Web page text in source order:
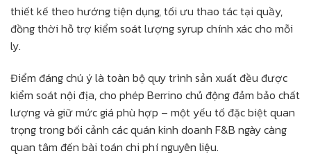
thiết kế theo hướng tiện dụng, tối ưu thao tác tại quầy,
đồng thời hỗ trợ kiểm soát lượng syrup chính xác cho mỗi
ly.
Điểm đáng chú ý là toàn bộ quy trình sản xuất đều được
kiểm soát nội địa, cho phép Berrino chủ động đảm bảo chất
lượng và giữ mức giá phù hợp – một yếu tố đặc biệt quan
trọng trong bối cảnh các quán kinh doanh F&B ngày càng
quan tâm đến bài toán chi phí nguyên liệu.